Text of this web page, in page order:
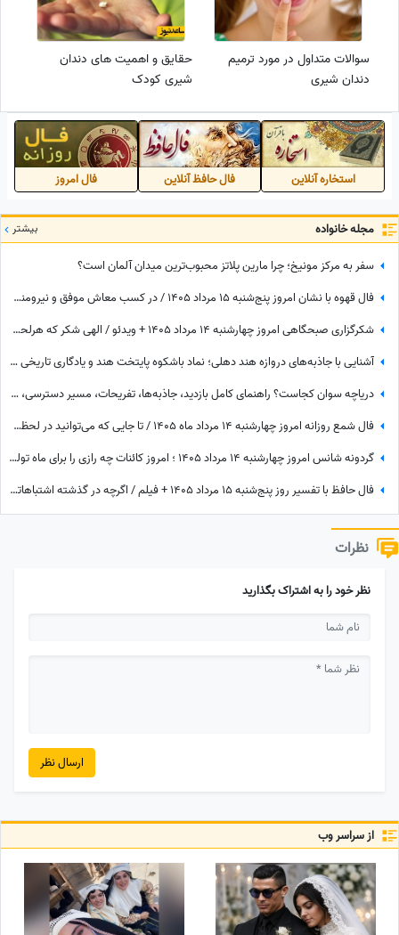
سوالات متداول در مورد ترمیم
دندان شیری
حقایق و اهمیت های دندان
شیری کودک
استخاره آنلاین فال حافظ آنلاین فال امروز
مجله خانواده بیشتر
سفر به مرکز مونیخ؛ چرا مارین پلاتز محبوب‌ترین میدان آلمان است؟
فال قهوه با نشان امروز پنج‌شنبه 15 مرداد 1405 / در کسب معاش موفق و نیرومند هستید و بر دشمنان غلبه می‌کنید مخصوصا بر ...
شکرگزاری صبحگاهی امروز چهارشنبه 14 مرداد 1405 + ویدئو / الهی شکر که هرلحظه هوامو داشتی؛ حتی لحظاتی که خودم خودمو فراموش کرده بودم
آشنایی با جاذبه‌های دروازه هند دهلی؛ نماد باشکوه پایتخت هند و یادگاری تاریخی از قهرمانان این کشور
دریاچه سوان کجاست؟ راهنمای کامل بازدید، جاذبه‌ها، تفریحات، مسیر دسترسی، بهترین زمان سفر و هر آنچه باید بدانید
فال شمع روزانه امروز چهارشنبه 14 مرداد ماه 1405 / تا جایی که می‌توانید در لحظه حال زندگی کرده و از آن نهایت استفاده را ببرید
گردونه شانس امروز چهارشنبه 14 مرداد 1405 ؛ امروز کائنات چه رازی را برای ماه تولد تو فاش کرده؟
فال حافظ با تفسیر روز پنج‌شنبه 15 مرداد 1405 + فیلم / اگرچه در گذشته اشتباهاتی انجام داده اید اما به زودی دوران غم و اندوه تمام می شود
نظرات
نظر خود را به اشتراک بگذارید
ارسال نظر
از سراسر وب